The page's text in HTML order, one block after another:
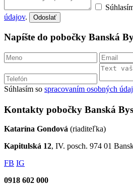
údajov. Odoslať
Napíšte do pobočky Banská
Súhlasím so spracovaním osobných
Kontakty pobočky Banská
Katarína Gondová (riaditeľka)
Kapitulská 12, IV. posch. 974 01
FB IG
0918 602 000